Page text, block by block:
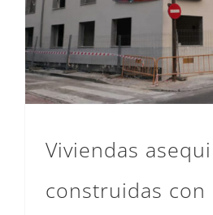
Viviendas
construidas con